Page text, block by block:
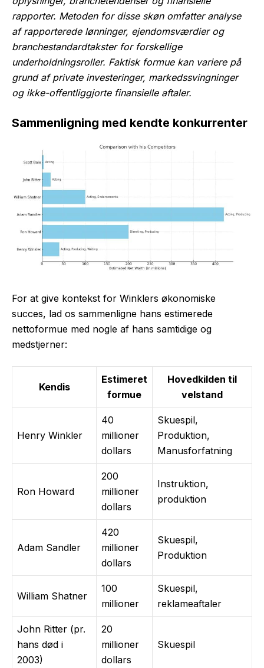
rapporter. Metoden for disse skøn omfatter analyse
af rapporterede lønninger, ejendomsværdier og
branchestandardtakster for forskellige
underholdningsroller. Faktisk formue kan variere på
grund af private investeringer, markedssvingninger
og ikke-offentliggjorte finansielle aftaler.
Sammenligning med kendte konkurrenter
For at give kontekst for Winklers økonomiske
succes, lad os sammenligne hans estimerede
nettoformue med nogle af hans samtidige og
medstjerner:
Kendis
Estimeret
formue
Hovedkilden til
velstand
Henry Winkler
40
millioner
dollars
Skuespil,
Produktion,
Manusforfatning
Ron Howard
200
millioner
dollars
Instruktion,
produktion
Adam Sandler
420
millioner
dollars
Skuespil,
Produktion
William Shatner
100
millioner
Skuespil,
reklameaftaler
John Ritter (pr.
hans død i
2003)
20
millioner
dollars
Skuespil